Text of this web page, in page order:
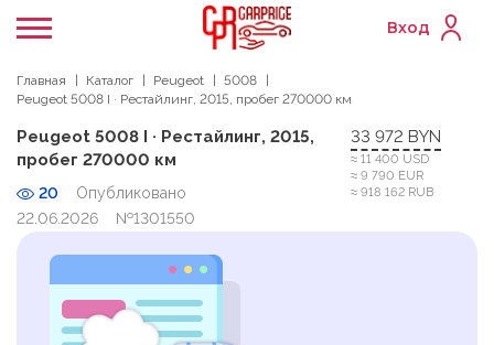
Вход
Главная Каталог Peugeot
5008
Peugeot 5008 I · Рестайлинг, 2015, пробег 270000 км
Peugeot 5008 I · Рестайлинг, 2015,
пробег 270000 км
20
Опубликовано
22.06.2026
№1301550
33 972 BYN
≈ 11 400 USD
≈ 9 790 EUR
≈ 918 162 RUB